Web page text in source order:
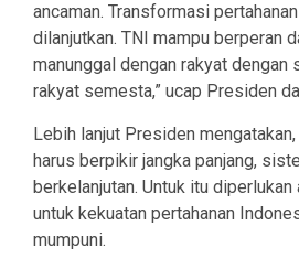
ancaman. Transformasi
dilanjutkan. TNI mampu berperan
manunggal dengan rakyat dengan
rakyat semesta,” ucap Presiden
Lebih lanjut Presiden
harus berpikir jangka panjang,
berkelanjutan. Untuk itu
untuk kekuatan pertahanan
mumpuni.